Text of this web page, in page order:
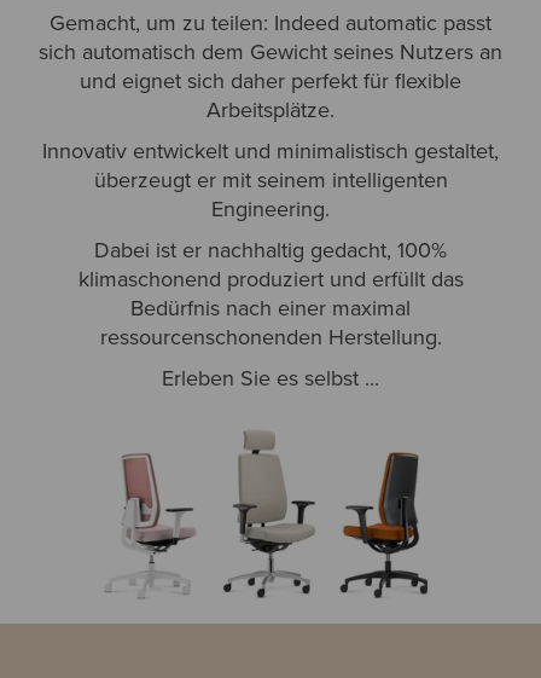
Gemacht, um zu teilen: Indeed automatic passt
sich automatisch dem Gewicht seines Nutzers an
und eignet sich daher perfekt für flexible
Arbeitsplätze.
Innovativ entwickelt und minimalistisch gestaltet,
überzeugt er mit seinem intelligenten
Engineering.
Dabei ist er nachhaltig gedacht, 100%
klimaschonend produziert und erfüllt das
Bedürfnis nach einer maximal
ressourcenschonenden Herstellung.
Erleben Sie es selbst ...